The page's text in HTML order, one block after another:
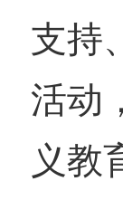
支持
活动
义教